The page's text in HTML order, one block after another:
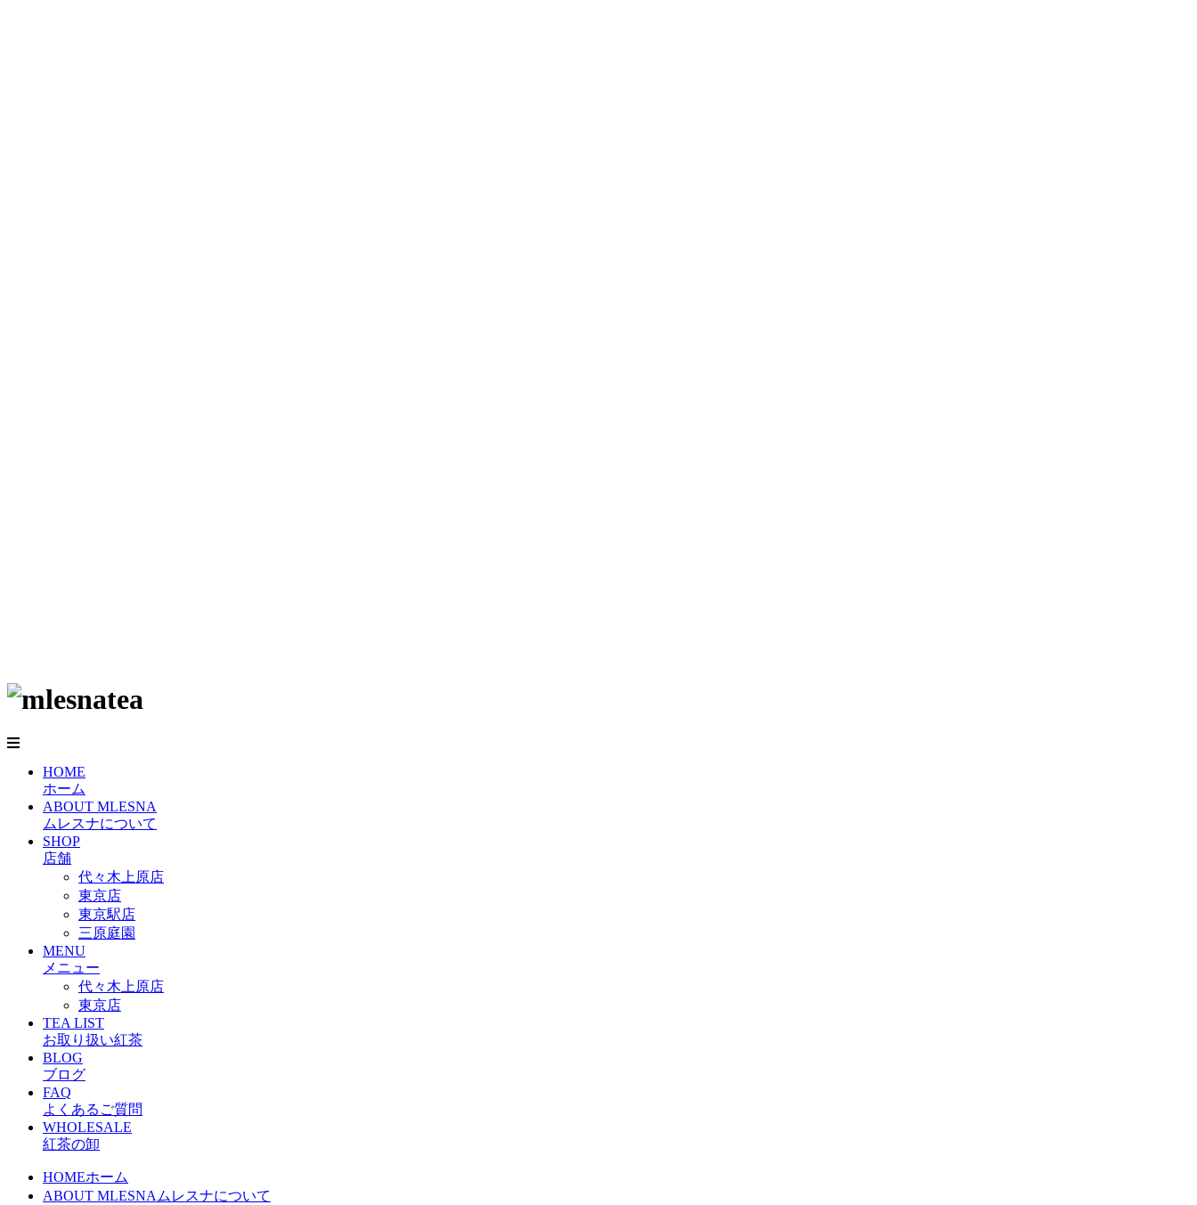
HOME
ホーム
ABOUT MLESNA
ムレスナについて
SHOP
店舗
代々木上原店
東京店
東京駅店
三原庭園
MENU
メニュー
代々木上原店
東京店
TEA LIST
お取り扱い紅茶
BLOG
ブログ
FAQ
よくあるご質問
WHOLESALE
紅茶の卸
HOMEホーム
ABOUT MLESNA ムレスナについて